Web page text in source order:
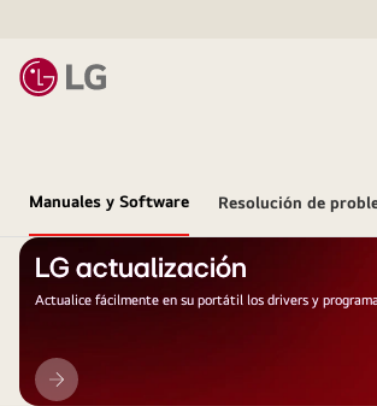
Manuales y Software Resolución de
LG actualización
Actualice fácilmente en su portátil los drivers y
LG
actualización